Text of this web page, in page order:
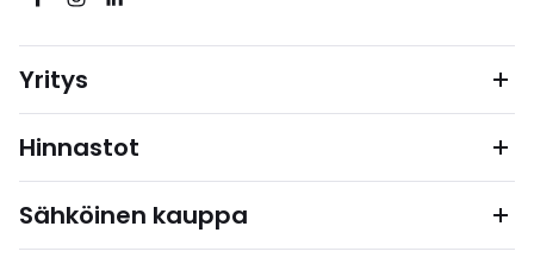
Yritys
Hinnastot
Sähköinen kauppa